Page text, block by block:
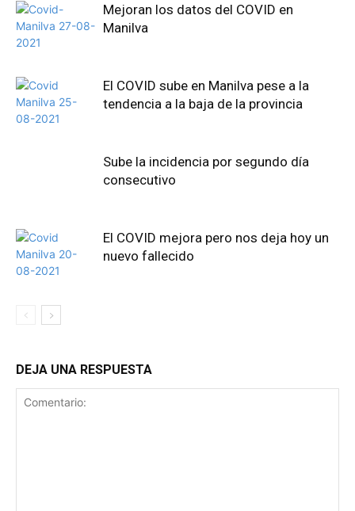
Mejoran los datos del COVID en
Manilva
El COVID sube en Manilva pese a la
tendencia a la baja de la provincia
Sube la incidencia por segundo día
consecutivo
El COVID mejora pero nos deja hoy un
nuevo fallecido
DEJA UNA RESPUESTA